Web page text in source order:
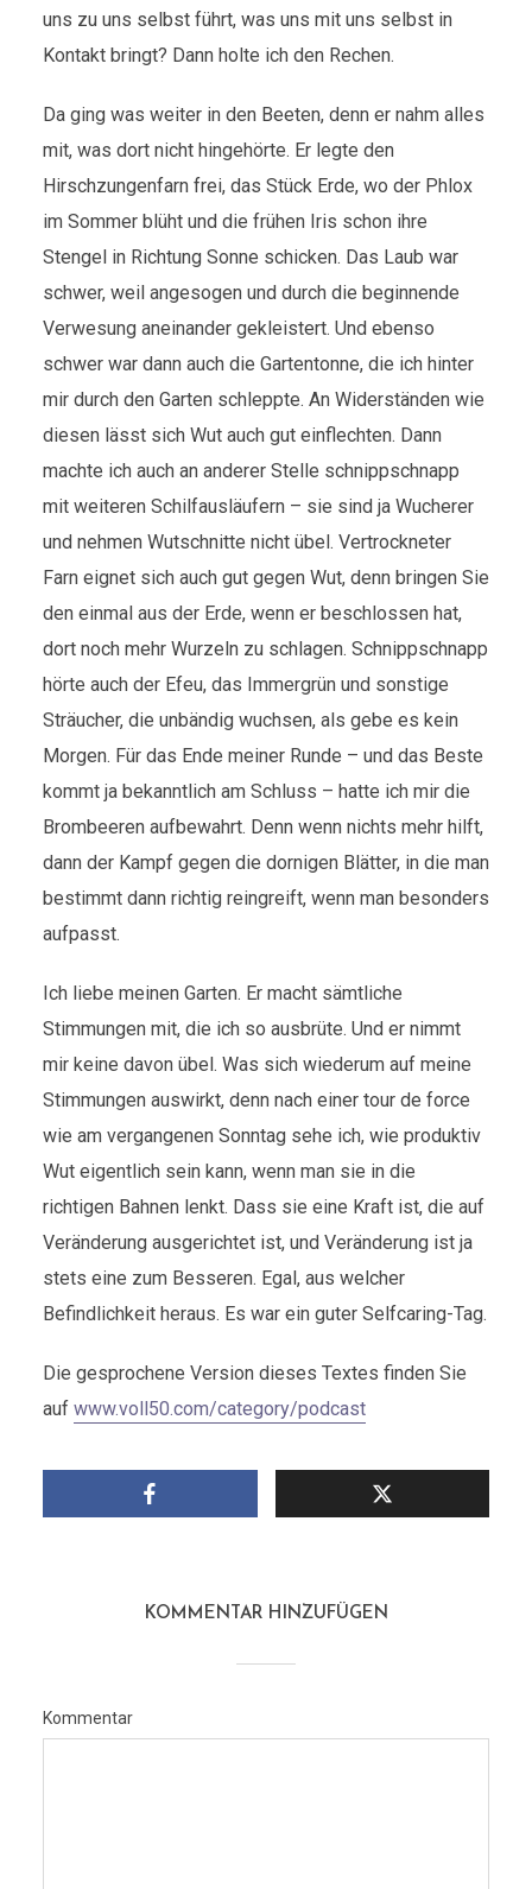
uns zu uns selbst führt, was uns mit uns selbst in
Kontakt bringt? Dann holte ich den Rechen.
Da ging was weiter in den Beeten, denn er nahm alles
mit, was dort nicht hingehörte. Er legte den
Hirschzungenfarn frei, das Stück Erde, wo der Phlox
im Sommer blüht und die frühen Iris schon ihre
Stengel in Richtung Sonne schicken. Das Laub war
schwer, weil angesogen und durch die beginnende
Verwesung aneinander gekleistert. Und ebenso
schwer war dann auch die Gartentonne, die ich hinter
mir durch den Garten schleppte. An Widerständen wie
diesen lässt sich Wut auch gut einflechten. Dann
machte ich auch an anderer Stelle schnippschnapp
mit weiteren Schilfausläufern – sie sind ja Wucherer
und nehmen Wutschnitte nicht übel. Vertrockneter
Farn eignet sich auch gut gegen Wut, denn bringen Sie
den einmal aus der Erde, wenn er beschlossen hat,
dort noch mehr Wurzeln zu schlagen. Schnippschnapp
hörte auch der Efeu, das Immergrün und sonstige
Sträucher, die unbändig wuchsen, als gebe es kein
Morgen. Für das Ende meiner Runde – und das Beste
kommt ja bekanntlich am Schluss – hatte ich mir die
Brombeeren aufbewahrt. Denn wenn nichts mehr hilft,
dann der Kampf gegen die dornigen Blätter, in die man
bestimmt dann richtig reingreift, wenn man besonders
aufpasst.
Ich liebe meinen Garten. Er macht sämtliche
Stimmungen mit, die ich so ausbrüte. Und er nimmt
mir keine davon übel. Was sich wiederum auf meine
Stimmungen auswirkt, denn nach einer tour de force
wie am vergangenen Sonntag sehe ich, wie produktiv
Wut eigentlich sein kann, wenn man sie in die
richtigen Bahnen lenkt. Dass sie eine Kraft ist, die auf
Veränderung ausgerichtet ist, und Veränderung ist ja
stets eine zum Besseren. Egal, aus welcher
Befindlichkeit heraus. Es war ein guter Selfcaring-Tag.
Die gesprochene Version dieses Textes finden Sie
auf www.voll50.com/category/podcast
KOMMENTAR HINZUFÜGEN
Kommentar